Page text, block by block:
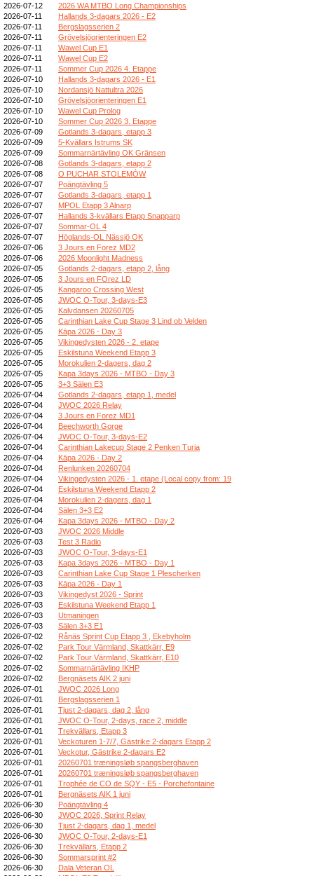
2026-07-12
2026 WA MTBO Long Championships
2026-07-11
Hallands 3-dagars 2026 - E2
2026-07-11
Bergslagsserien 2
2026-07-11
Grövelsjöorienteringen E2
2026-07-11
Wawel Cup E1
2026-07-11
Wawel Cup E2
2026-07-11
Sommer Cup 2026 4. Etappe
2026-07-10
Hallands 3-dagars 2026 - E1
2026-07-10
Nordansjö Nattultra 2026
2026-07-10
Grövelsjöorienteringen E1
2026-07-10
Wawel Cup Prolog
2026-07-10
Sommer Cup 2026 3. Etappe
2026-07-09
Gotlands 3-dagars, etapp 3
2026-07-09
5-Kvällars Istrums SK
2026-07-09
Sommarnärtävling OK Gränsen
2026-07-08
Gotlands 3-dagars, etapp 2
2026-07-08
O PUCHAR STOLEMÓW
2026-07-07
Poängtävling 5
2026-07-07
Gotlands 3-dagars, etapp 1
2026-07-07
MPOL Etapp 3 Alnarp
2026-07-07
Hallands 3-kvällars Etapp Snapparp
2026-07-07
Sommar-OL 4
2026-07-07
Höglands-OL Nässjö OK
2026-07-06
3 Jours en Forez MD2
2026-07-06
2026 Moonlight Madness
2026-07-05
Gotlands 2-dagars, etapp 2, lång
2026-07-05
3 Jours en FOrez LD
2026-07-05
Kangaroo Crossing West
2026-07-05
JWOC O-Tour, 3-days-E3
2026-07-05
Kalvdansen 20260705
2026-07-05
Carinthian Lake Cup Stage 3 Lind ob Velden
2026-07-05
Kāpa 2026 - Day 3
2026-07-05
Vikingedysten 2026 - 2. etape
2026-07-05
Eskilstuna Weekend Etapp 3
2026-07-05
Morokulien 2-dagers, dag 2
2026-07-05
Kapa 3days 2026 - MTBO - Day 3
2026-07-05
3+3 Sälen E3
2026-07-04
Gotlands 2-dagars, etapp 1, medel
2026-07-04
JWOC 2026 Relay
2026-07-04
3 Jours en Forez MD1
2026-07-04
Beechworth Gorge
2026-07-04
JWOC O-Tour, 3-days-E2
2026-07-04
Carinthian Lakecup Stage 2 Penken Turia
2026-07-04
Kāpa 2026 - Day 2
2026-07-04
Renlunken 20260704
2026-07-04
Vikingedysten 2026 - 1. etape (Local copy from: 19
2026-07-04
Eskilstuna Weekend Etapp 2
2026-07-04
Morokulien 2-dagers, dag 1
2026-07-04
Sälen 3+3 E2
2026-07-04
Kapa 3days 2026 - MTBO - Day 2
2026-07-03
JWOC 2026 Middle
2026-07-03
Test 3 Radio
2026-07-03
JWOC O-Tour, 3-days-E1
2026-07-03
Kapa 3days 2026 - MTBO - Day 1
2026-07-03
Carinthian Lake Cup Stage 1 Plescherken
2026-07-03
Kāpa 2026 - Day 1
2026-07-03
Vikingedyst 2026 - Sprint
2026-07-03
Eskilstuna Weekend Etapp 1
2026-07-03
Utmaningen
2026-07-03
Sälen 3+3 E1
2026-07-02
Rånäs Sprint Cup Etapp 3 , Ekebyholm
2026-07-02
Park Tour Värmland, Skattkärr, E9
2026-07-02
Park Tour Värmland, Skattkärr, E10
2026-07-02
Sommarnärtävling IKHP
2026-07-02
Bergnäsets AIK 2 juni
2026-07-01
JWOC 2026 Long
2026-07-01
Bergslagsserien 1
2026-07-01
Tjust 2-dagars, dag 2, lång
2026-07-01
JWOC O-Tour, 2-days, race 2, middle
2026-07-01
Trekvällars, Etapp 3
2026-07-01
Veckoturen 1-7/7, Gästrike 2-dagars Etapp 2
2026-07-01
Veckotur, Gästrike 2-dagars E2
2026-07-01
20260701 træningsløb spangsberghaven
2026-07-01
20260701 træningsløb spangsberghaven
2026-07-01
Trophée de CO de SQY - E5 - Porchefontaine
2026-07-01
Bergnäsets AIK 1 juni
2026-06-30
Poängtävling 4
2026-06-30
JWOC 2026, Sprint Relay
2026-06-30
Tjust 2-dagars, dag 1, medel
2026-06-30
JWOC O-Tour, 2-days-E1
2026-06-30
Trekvällars, Etapp 2
2026-06-30
Sommarsprint #2
2026-06-30
Dala Veteran OL